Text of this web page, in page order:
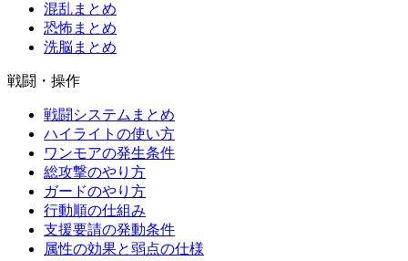
混乱まとめ
恐怖まとめ
洗脳まとめ
戦闘・操作
戦闘システムまとめ
ハイライトの使い方
ワンモアの発生条件
総攻撃のやり方
ガードのやり方
行動順の仕組み
支援要請の発動条件
属性の効果と弱点の仕様